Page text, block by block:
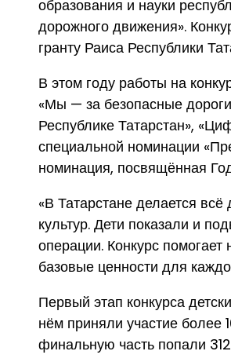
образования и науки
дорожного движения».
гранту Раиса Республики
В этом году работы на
«Мы — за безопасные
Республике Татарстан»,
специальной номинации
номинация, посвящённая
«В Татарстане делается
культур. Дети показали и
операции. Конкурс
базовые ценности для
Первый этап конкурса
нём приняли участие более
финальную часть попали